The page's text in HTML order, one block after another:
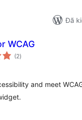
Đã
WCAG
(2tổng
đánh
)
and meet